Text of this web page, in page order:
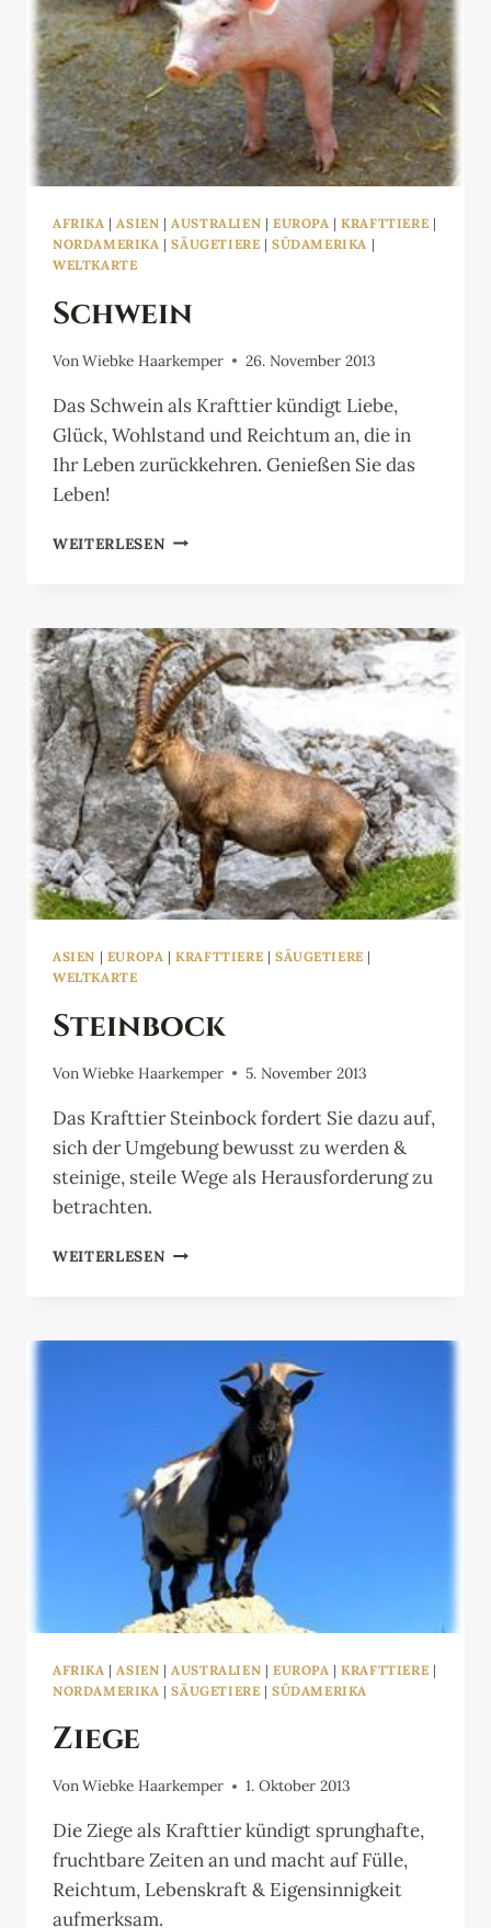
AFRIKA |ASIEN |AUSTRALIEN | EUROPA |KRAFTTIERE |
NORDAMERIKA |SÄUGETIERE |SÜDAMERIKA |
WELTKARTE
Schwein
VonWiebke Haarkemper 26. November 2013
Das Schwein als Krafttier kündigt Liebe,
Glück, Wohlstand und Reichtum an, die in
Ihr Leben zurückkehren. Genießen Sie das
Leben!
WEITERLESEN SCHWEIN
ASIEN | EUROPA |KRAFTTIERE | SÄUGETIERE |
WELTKARTE
Steinbock
VonWiebke Haarkemper 5. November 2013
Das Krafttier Steinbock fordert Sie dazu auf,
sich der Umgebung bewusst zu werden &
steinige, steile Wege als Herausforderung zu
betrachten.
WEITERLESEN STEINBOCK
AFRIKA | ASIEN | AUSTRALIEN | EUROPA |KRAFTTIERE |
NORDAMERIKA |SÄUGETIERE |SÜDAMERIKA
Ziege
VonWiebke Haarkemper 1. Oktober 2013
Die Ziege als Krafttier kündigt sprunghafte,
fruchtbare Zeiten an und macht auf Fülle,
Reichtum, Lebenskraft & Eigensinnigkeit
aufmerksam.